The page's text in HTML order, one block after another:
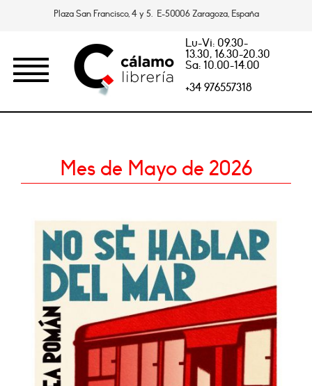
Plaza San Francisco, 4 y 5. E-50006 Zaragoza, España
Lu-Vi: 09.30-
13.30, 16.30-20.30
Sa: 10.00-14.00
+34 976557318
Mes de Mayo de 2026